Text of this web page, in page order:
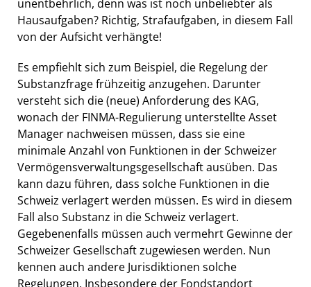
unentbehrlich, denn was ist noch unbeliebter als
Hausaufgaben? Richtig, Strafaufgaben, in diesem Fall
von der Aufsicht verhängte!
Es empfiehlt sich zum Beispiel, die Regelung der
Substanzfrage frühzeitig anzugehen. Darunter
versteht sich die (neue) Anforderung des KAG,
wonach der FINMA-Regulierung unterstellte Asset
Manager nachweisen müssen, dass sie eine
minimale Anzahl von Funktionen in der Schweizer
Vermögensverwaltungsgesellschaft ausüben. Das
kann dazu führen, dass solche Funktionen in die
Schweiz verlagert werden müssen. Es wird in diesem
Fall also Substanz in die Schweiz verlagert.
Gegebenenfalls müssen auch vermehrt Gewinne der
Schweizer Gesellschaft zugewiesen werden. Nun
kennen auch andere Jurisdiktionen solche
Regelungen. Insbesondere der Fondstandort